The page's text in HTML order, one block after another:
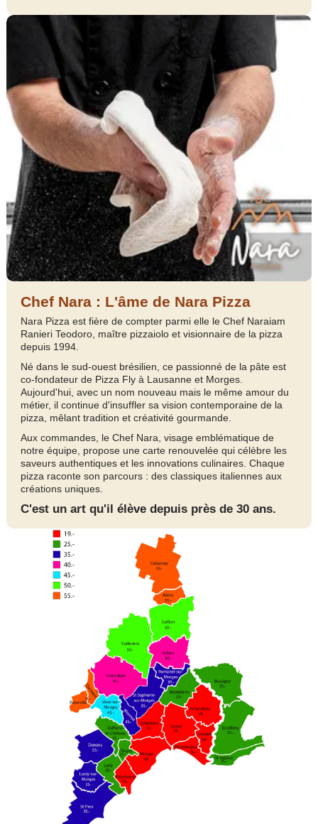
Chef Nara : L'âme de Nara Pizza
Nara Pizza est fière de compter parmi elle le Chef Naraiam
Ranieri Teodoro, maître pizzaiolo et visionnaire de la pizza
depuis 1994.
Né dans le sud-ouest brésilien, ce passionné de la pâte est
co-fondateur de Pizza Fly à Lausanne et Morges.
Aujourd'hui, avec un nom nouveau mais le même amour du
métier, il continue d'insuffler sa vision contemporaine de la
pizza, mêlant tradition et créativité gourmande.
Aux commandes, le Chef Nara, visage emblématique de
notre équipe, propose une carte renouvelée qui célèbre les
saveurs authentiques et les innovations culinaires. Chaque
pizza raconte son parcours : des classiques italiennes aux
créations uniques.
C'est un art qu'il élève depuis près de 30 ans.